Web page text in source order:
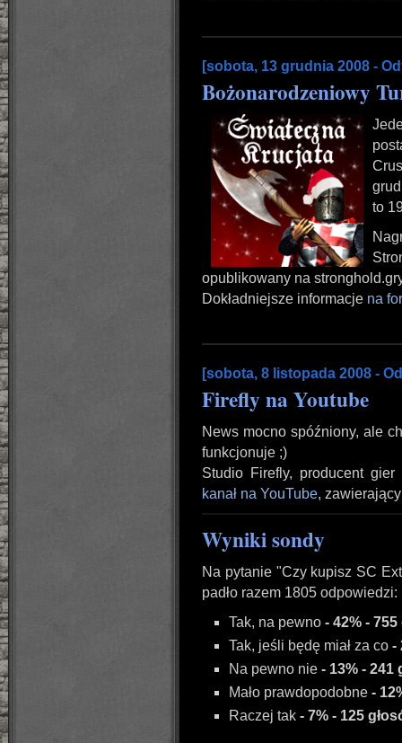
[sobota, 13 grudnia 2008 -
Bożonarodzeniowy
to
opublikowany na
Dokładniejsze informacje na
[sobota, 8 listopada 2008 -
Firefly na Youtube
News mocno spóźniony, ale
funkcjonuje ;)
Studio Firefly, producent
kanał na YouTube,
Wyniki sondy
Na pytanie "Czy kupisz SC
padło razem 1805 odpowiedzi:
Tak, na pewno - 42% - 755
Tak, jeśli będę miał za co -
Na pewno nie - 13% - 241
Mało prawdopodobne -
Raczej tak - 7% - 125